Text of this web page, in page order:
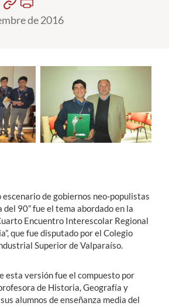
de 2016
escenario de gobiernos neo-populistas
90” fue el tema abordado en la
Encuentro Interescolar Regional
que fue disputado por el Colegio
Superior de Valparaíso.
esta versión fue el compuesto por
de Historia, Geografía y
alumnos de enseñanza media del